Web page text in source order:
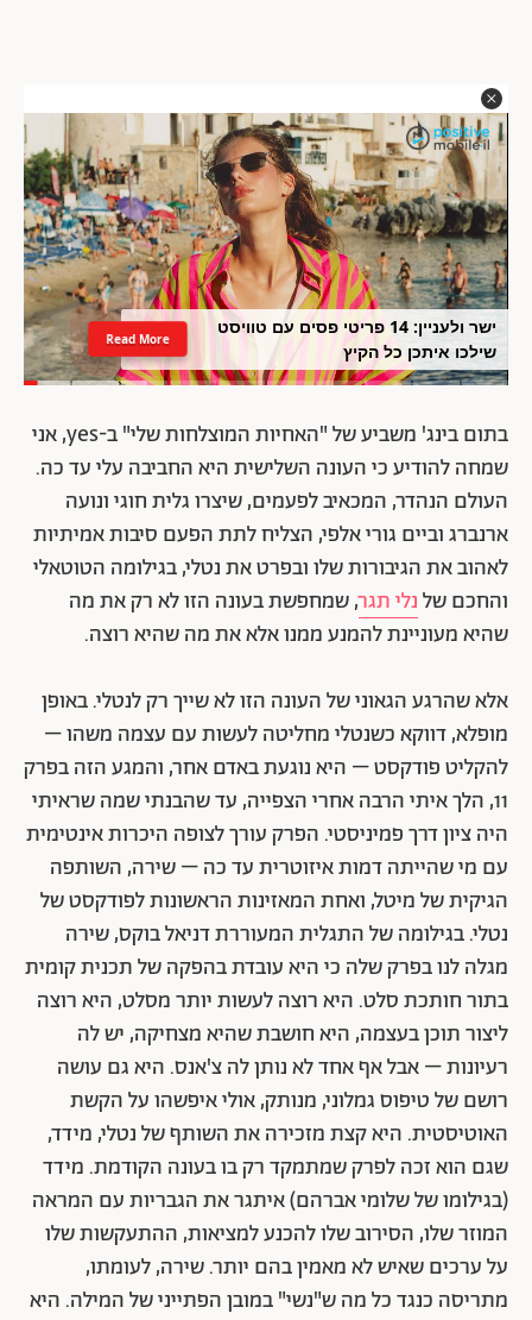
ישר ולעניין: 14 פריטי פסים עם טוויסט
שילכו איתכן כל הקיץ
Read More
בתום בינג' משביע של "האחיות המוצלחות שלי" ב-yes, אני
שמחה להודיע כי העונה השלישית היא החביבה עלי עד כה.
העולם הנהדר, המכאיב לפעמים, שיצרו גלית חוגי ונועה
ארנברג וביים גורי אלפי, הצליח לתת הפעם סיבות אמיתיות
לאהוב את הגיבורות שלו ובפרט את נטלי, בגילומה הטוטאלי
והחכם שלנלי תגר, שמחפשת בעונה הזו לא רק את מה
שהיא מעוניינת להמנע ממנו אלא את מה שהיא רוצה.
אלא שהרגע הגאוני של העונה הזו לא שייך רק לנטלי. באופן
מופלא, דווקא כשנטלי מחליטה לעשות עם עצמה משהו –
להקליט פודקסט – היא נוגעת באדם אחר, והמגע הזה בפרק
11, הלך איתי הרבה אחרי הצפייה, עד שהבנתי שמה שראיתי
היה ציון דרך פמיניסטי. הפרק עורך לצופה היכרות אינטימית
עם מי שהייתה דמות איזוטרית עד כה – שירה, השותפה
הגיקית של מיטל, ואחת המאזינות הראשונות לפודקסט של
נטלי. בגילומה של התגלית המעוררת דניאל בוקס, שירה
מגלה לנו בפרק שלה כי היא עובדת בהפקה של תכנית קומית
בתור חותכת סלט. היא רוצה לעשות יותר מסלט, היא רוצה
ליצור תוכן בעצמה, היא חושבת שהיא מצחיקה, יש לה
רעיונות – אבל אף אחד לא נותן לה צ'אנס. היא גם עושה
רושם של טיפוס גמלוני, מנותק, אולי איפשהו על הקשת
האוטיסטית. היא קצת מזכירה את השותף של נטלי, מידד,
שגם הוא זכה לפרק שמתמקד רק בו בעונה הקודמת. מידד
(בגילומו של שלומי אברהם) איתגר את הגבריות עם המראה
המוזר שלו, הסירוב שלו להכנע למציאות, ההתעקשות שלו
על ערכים שאיש לא מאמין בהם יותר. שירה, לעומתו,
מתריסה כנגד כל מה ש"נשי" במובן הפתייני של המילה. היא